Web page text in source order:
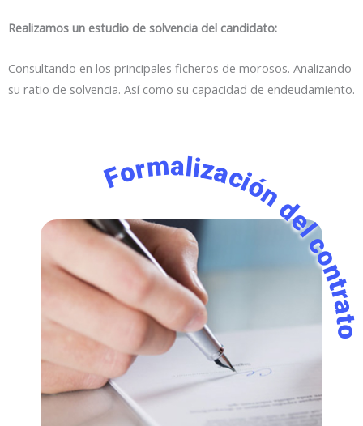
Realizamos un estudio de solvencia del candidato:
Consultando en los principales ficheros de morosos. Analizando
su ratio de solvencia. Así como su capacidad de endeudamiento.
Formalización del contrato